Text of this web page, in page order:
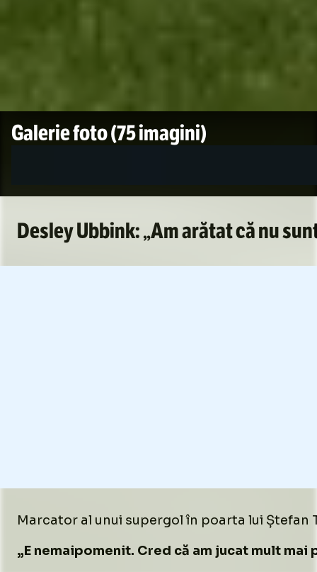
Galerie foto(75 imagini)
Desley Ubbink: „Am arătat că nu
Marcator al unui supergol în poarta lui
„E nemaipomenit. Cred că am jucat mult